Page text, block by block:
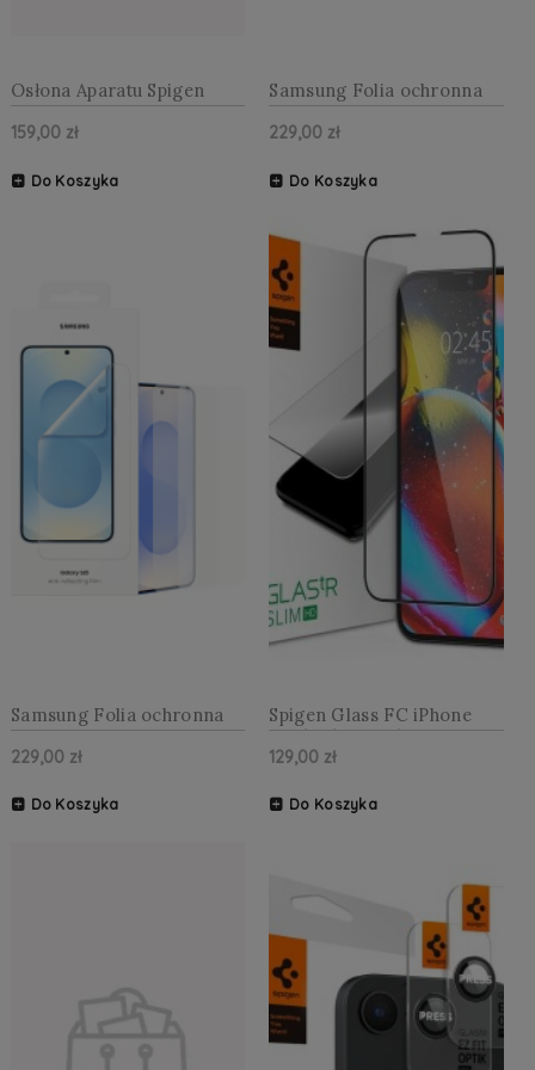
Osłona Aparatu Spigen
Optik Pro L-Series Glas.Tr
”Ez Fit” Camera Protector
Black
159,00 zł
Do Koszyka
Samsung Folia ochronna
Anti-Reflecting Film 2szt
do Galaxy S25
229,00 zł
Do Koszyka
Samsung Folia ochronna
Anti-Reflecting Film 2szt
do Galaxy S25+
229,00 zł
Do Koszyka
Spigen Glass FC iPhone
16e/13/13 Pro/14 szkło
hartowane czarna ramka
129,00 zł
Do Koszyka